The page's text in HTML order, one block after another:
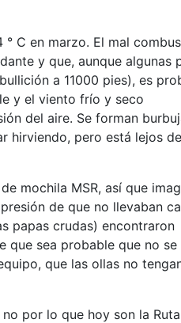
C en marzo. El mal
y que, aunque algunas
a 11000 pies), es
y el viento frío y seco
del aire. Se forman
hirviendo, pero está lejos
mochila MSR, así que
de que no llevaban
papas crudas) encontraron
que sea probable que no se
que las ollas no
por lo que hoy son la